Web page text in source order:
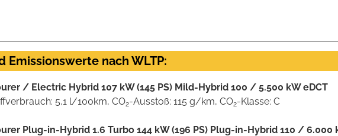
Emissionswerte nach WLTP:
/ Electric Hybrid 107 kW (145 PS) Mild-Hybrid 100 / 5.500 kW eDCT
5,1 l/100km, CO2-Ausstoß: 115 g/km, CO2-Klasse: C
Plug-in-Hybrid 1.6 Turbo 144 kW (196 PS) Plug-in-Hybrid 110 / 6.000